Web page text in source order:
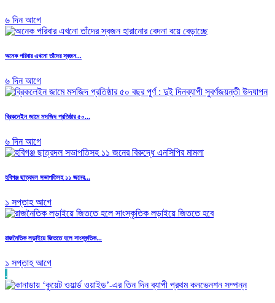
৬ দিন আগে
অনেক পরিবার এখনো তাঁদের স্বজন...
৬ দিন আগে
ব্রিকলেইন জামে মসজিদ প্রতিষ্ঠার ৫০...
৬ দিন আগে
হবিগঞ্জ ছাত্রদল সভাপতিসহ ১১ জনের...
১ সপ্তাহ আগে
রাজনৈতিক লড়াইয়ে জিততে হলে সাংস্কৃতিক...
১ সপ্তাহ আগে
.